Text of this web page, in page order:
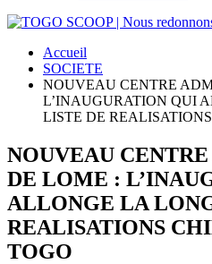
Accueil
SOCIETE
NOUVEAU CENTRE
L’INAUGURATION QUI
LISTE DE
NOUVEAU
DE LOME :
ALLONGE LA
REALISATIONS
TOGO